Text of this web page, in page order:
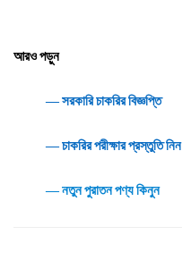
আরও পড়ুন
― সরকারি চাকরির বিজ্ঞপ্তি
― চাকরির পরীক্ষার প্রস্তুতি নিন
― নতুন পুরাতন পণ্য কিনুন